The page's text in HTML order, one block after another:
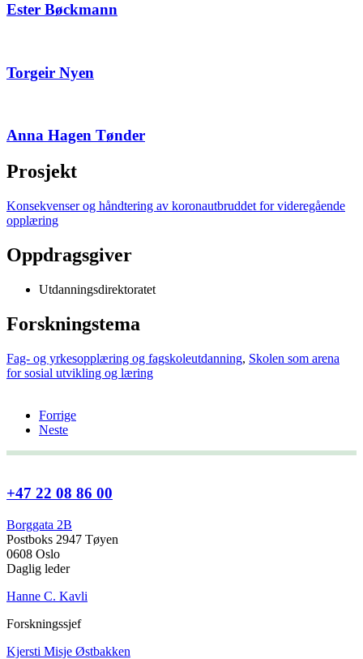
Ester Bøckmann
Torgeir Nyen
Anna Hagen Tønder
Prosjekt
Konsekvenser og håndtering av koronautbruddet for videregående
opplæring
Oppdragsgiver
Utdanningsdirektoratet
Forskningstema
Fag- og yrkesopplæring og fagskoleutdanning, Skolen som arena
for sosial utvikling og læring
Forrige
Neste
+47 22 08 86 00
Borggata 2B
Postboks 2947 Tøyen
0608 Oslo
Daglig leder
Hanne C. Kavli
Forskningssjef
Kjersti Misje Østbakken